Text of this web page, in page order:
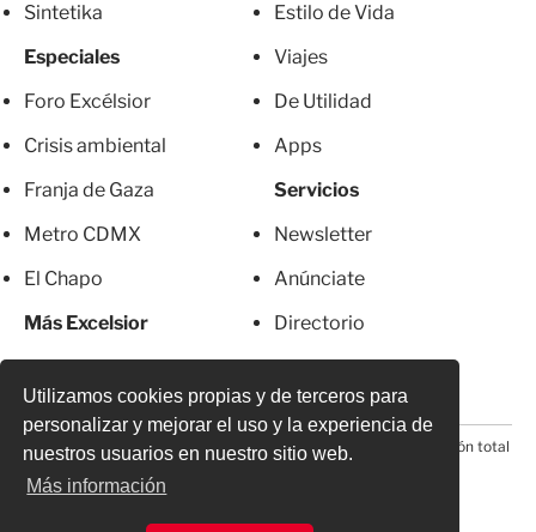
Utilizamos cookies propias y de terceros para
personalizar y mejorar el uso y la experiencia de
nuestros usuarios en nuestro sitio web.
Más información
Sintetika
Especiales
Foro Excélsior
Crisis ambiental
Franja de Gaza
Metro CDMX
El Chapo
Más Excelsior
Estilo de Vida
Viajes
De Utilidad
Apps
Servicios
Newsletter
Anúnciate
Directorio
© 2026 Todos los derechos reservados. Prohibida la reproducción total
o parcial, incluyendo cualquier medio electrónico*